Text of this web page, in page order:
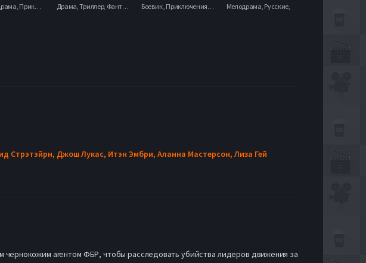
Боевик , Драма, Приключения, Фантастика, Драма, Триллер, Фантастика, Боевик , Приключения, Фэнтези, Мелодрама, Русские,
Стрэтэйрн, Джош Лукас, Итэн Эмбри, Аланна Мастерсон,Лиза Гей
агентом ФБР, чтобы расследовать убийства лидеров движения за